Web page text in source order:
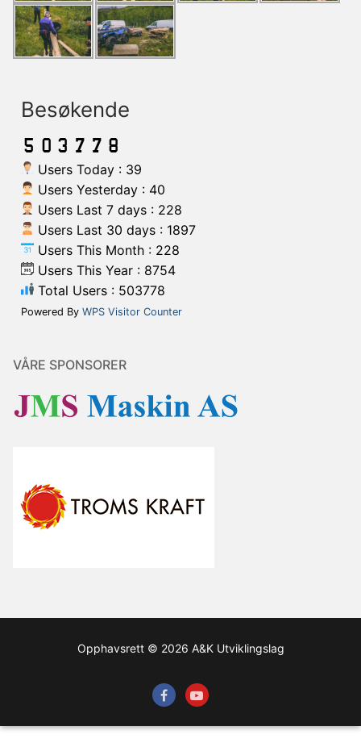
Besøkende
Users Today : 39
Users Yesterday : 40
Users Last 7 days : 228
Users Last 30 days : 1897
Users This Month : 228
Users This Year : 8754
Total Users : 503778
Powered By WPS Visitor Counter
VÅRE SPONSORER
Opphavsrett © 2026 A&K Utviklingslag